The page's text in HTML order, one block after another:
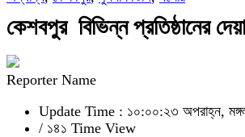
কেশবপুর বিভিন্ন প্রতিষ্ঠানের
Reporter Name
Update Time : ১০:০০:২৩ অপরাহ্ন,
/ ১৪১ Time View